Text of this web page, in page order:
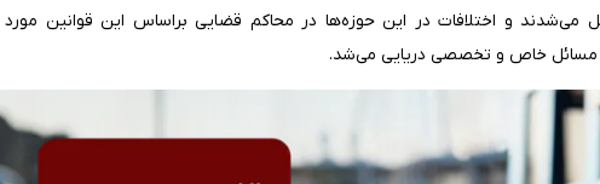
و اختلافات در این حوزه‌ها در محاکم قضایی براساس این قوانین مورد
حل مسائل خاص و تخصصی دریایی می‌شد.